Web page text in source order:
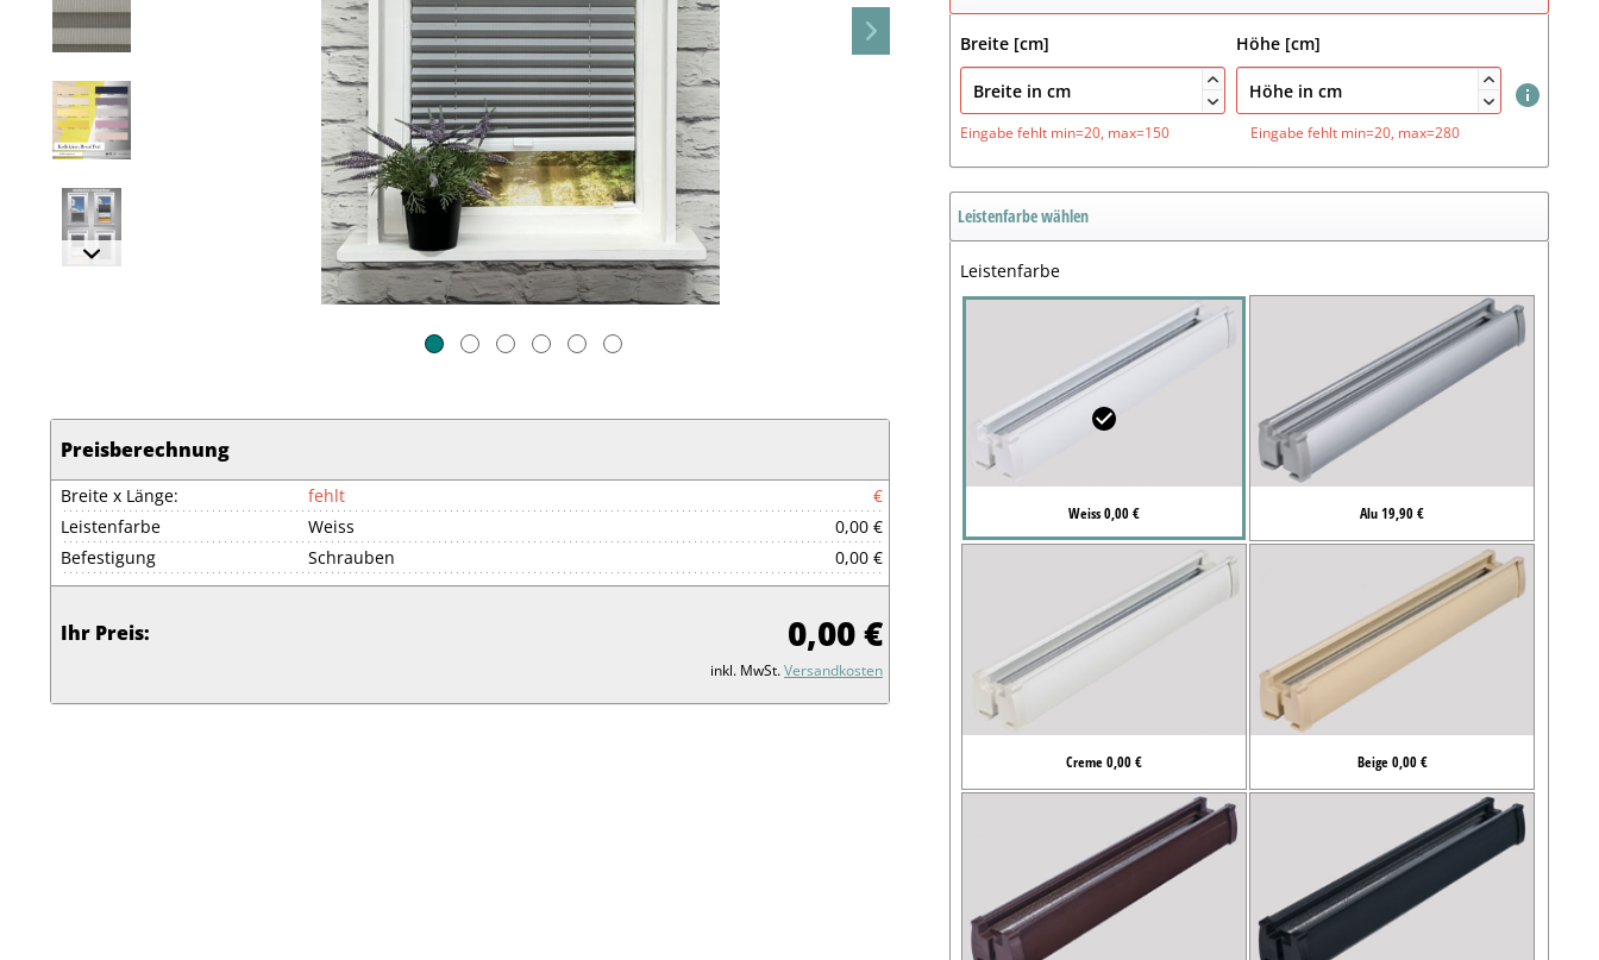
Preisberechnung
Breite x Länge: fehlt
€
Leistenfarbe
Weiss
0,00 €
Befestigung
Schrauben 0,00 €
Ihr Preis: 0,00 €
inkl. MwSt.Versandkosten
Breite [cm]


Höhe [cm]


Eingabe fehlt min=20, max=150 Eingabe fehlt min=20, max=280
Leistenfarbe wählen
Leistenfarbe
Weiss 0,00 € Alu 19,90 €
Creme 0,00 € Beige 0,00 €